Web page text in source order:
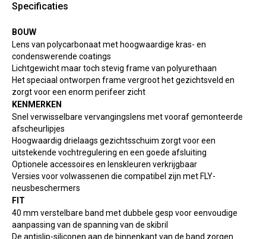
Specificaties
BOUW
Lens van polycarbonaat met hoogwaardige kras- en
condenswerende coatings
Lichtgewicht maar toch stevig frame van polyurethaan
Het speciaal ontworpen frame vergroot het gezichtsveld en
zorgt voor een enorm perifeer zicht
KENMERKEN
Snel verwisselbare vervangingslens met vooraf gemonteerde
afscheurlipjes
Hoogwaardig drielaags gezichtsschuim zorgt voor een
uitstekende vochtregulering en een goede afsluiting
Optionele accessoires en lenskleuren verkrijgbaar
Versies voor volwassenen die compatibel zijn met FLY-
neusbeschermers
FIT
40 mm verstelbare band met dubbele gesp voor eenvoudige
aanpassing van de spanning van de skibril
De antislip-siliconen aan de binnenkant van de band zorgen